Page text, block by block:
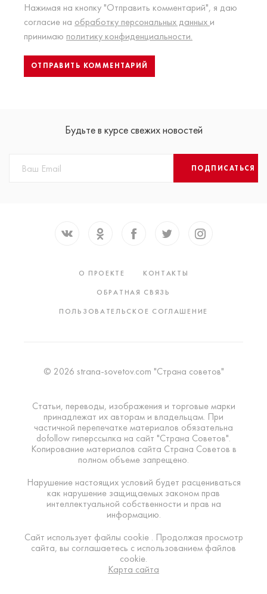
Нажимая на кнопку "Отправить комментарий", я даю
согласие на обработку персональных данных и
принимаю политику конфиденциальности.
Будьте в курсе свежих новостей
ПОДПИСАТЬСЯ
О ПРОЕКТЕ
КОНТАКТЫ
ОБРАТНАЯ СВЯЗЬ
ПОЛЬЗОВАТЕЛЬСКОЕ СОГЛАШЕНИЕ
© 2026 strana-sovetov.com "Страна советов"
Статьи, переводы, изображения и торговые марки
принадлежат их авторам и владельцам. При
частичной перепечатке материалов обязательна
dofollow гиперссылка на сайт "Страна Советов".
Копирование материалов сайта Страна Советов в
полном объеме запрещено.
Нарушение настоящих условий будет расцениваться
как нарушение защищаемых законом прав
интеллектуальной собственности и прав на
информацию.
Сайт использует файлы cookie . Продолжая просмотр
сайта, вы соглашаетесь с использованием файлов
cookie.
Карта сайта